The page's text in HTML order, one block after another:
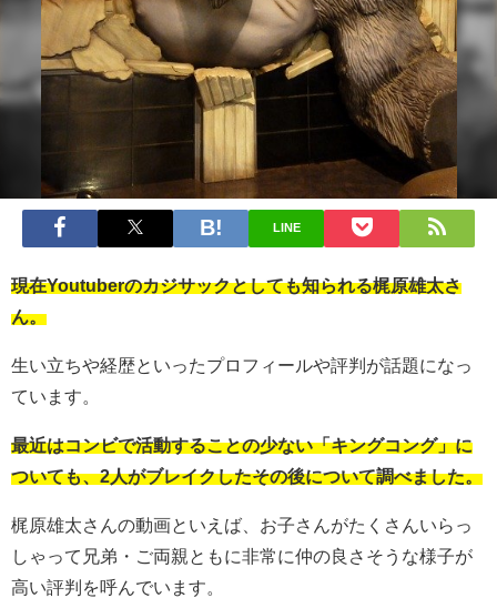
LINE
現在Youtuberのカジサックとしても知られる梶原雄太さ
ん。
生い立ちや経歴といったプロフィールや評判が話題になっ
ています。
最近はコンビで活動することの少ない「キングコング」に
ついても、2人がブレイクしたその後について調べました。
梶原雄太さんの動画といえば、お子さんがたくさんいらっ
しゃって兄弟・ご両親ともに非常に仲の良さそうな様子が
高い評判を呼んでいます。